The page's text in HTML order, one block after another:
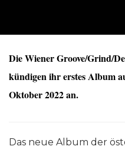
Die Wiener Groove/Grind/
kündigen ihr erstes Album
Oktober 2022 an.
Das neue Album der